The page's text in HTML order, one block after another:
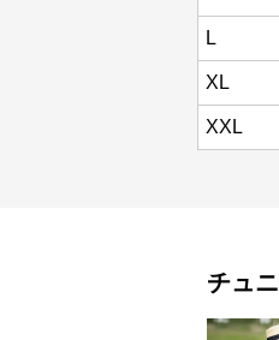
L
XL
XXL
チュ